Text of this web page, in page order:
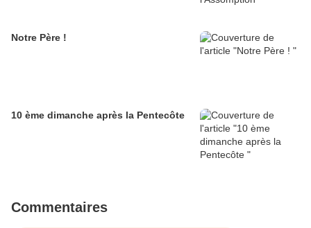
Notre Père !
10 ème dimanche après la Pentecôte
Commentaires